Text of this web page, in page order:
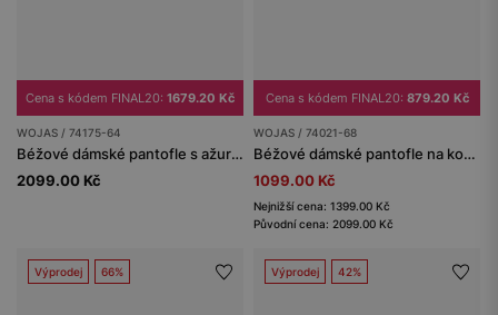
Cena s kódem FINAL20: 1679.20 Kč
WOJAS / 74175-64
Béžové dámské pantofle s ažurovým vzorem
2099.00 Kč
Cena s kódem FINAL20: 879.20 Kč
WOJAS / 74021-68
Béžové dámské pantofle na korkové platformě
1099.00 Kč
Nejnižší cena: 1399.00 Kč
Původní cena: 2099.00 Kč
Výprodej 66% Výprodej 42%